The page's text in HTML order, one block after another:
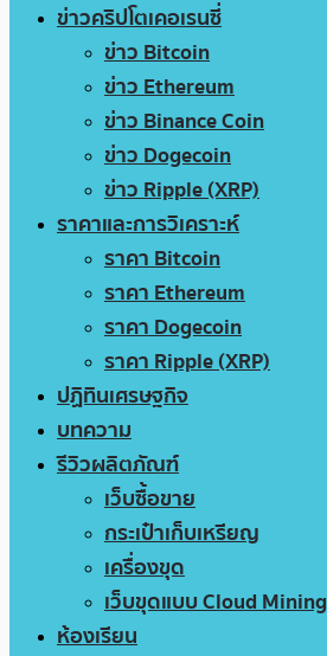
ข่าวคริปโตเคอเรนซี่
ข่าว Bitcoin
ข่าว Ethereum
ข่าว Binance Coin
ข่าว Dogecoin
ข่าว Ripple (XRP)
ราคาและการวิเคราะห์
ราคา Bitcoin
ราคา Ethereum
ราคา Dogecoin
ราคา Ripple (XRP)
ปฏิทินเศรษฐกิจ
บทความ
รีวิวผลิตภัณฑ์
เว็บซื้อขาย
กระเป๋าเก็บเหรียญ
เครื่องขุด
เว็บขุดแบบ Cloud Mining
ห้องเรียน